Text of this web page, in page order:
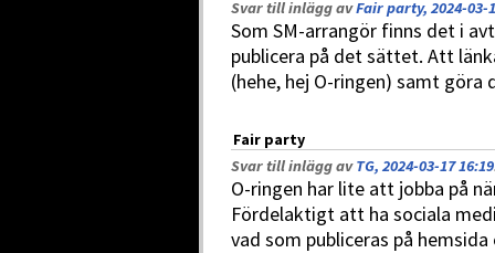
Svar till inlägg avFair party, 2024-03-
Som SM-arrangör finns det i
publicera på det sättet. Att
(hehe, hej O-ringen) samt
Fair party
Svar till inlägg avTG, 2024-03-17 16:19
O-ringen har lite att jobba på
Fördelaktigt att ha sociala
vad som publiceras på